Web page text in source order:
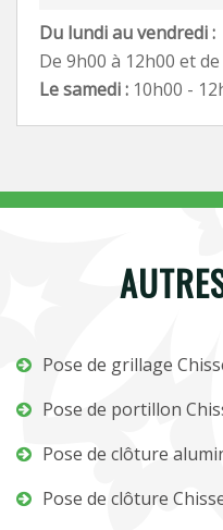
Du lundi au vendredi :
De 9h00 à 12h00 et
Le samedi : 10h00 -
Pose de grillage
Pose de portillon
Pose de clôture
Pose de clôture